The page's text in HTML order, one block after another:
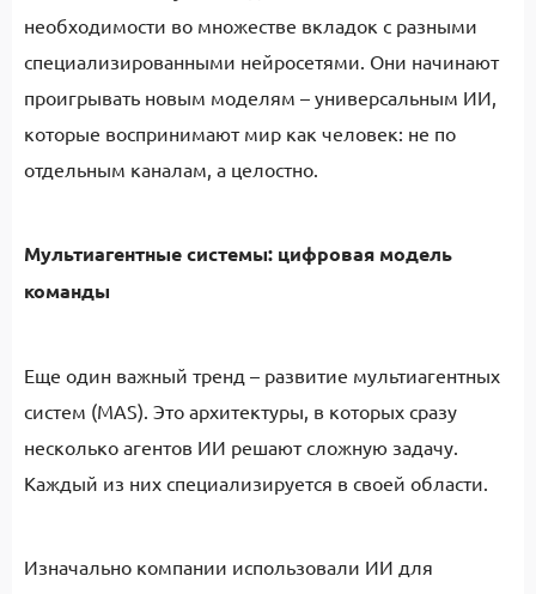
необходимости во множестве вкладок с разными
специализированными нейросетями. Они начинают
проигрывать новым моделям – универсальным ИИ,
которые воспринимают мир как человек: не по
отдельным каналам, а целостно.
Мультиагентные системы: цифровая модель
команды
Еще один важный тренд – развитие мультиагентных
систем (MAS). Это архитектуры, в которых сразу
несколько агентов ИИ решают сложную задачу.
Каждый из них специализируется в своей области.
Изначально компании использовали ИИ для